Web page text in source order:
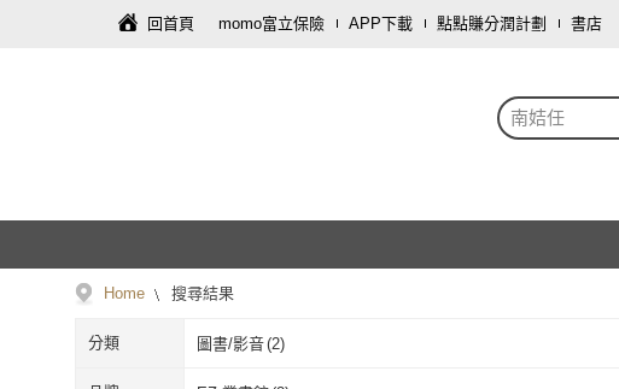
回首頁 momo富立保險 APP下載 點點賺分潤計劃 書店
南姞任
Home 搜尋結果
分類 圖書/影音(2)